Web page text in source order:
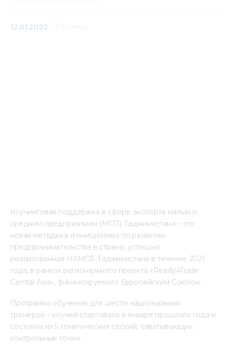
Контакты
12.01.2022
Коучинговая поддержка в сфере экспорта малым и
средним предприятиям (МСП) Таджикистана – это
новая методика и инициатива по развитию
предпринимательства в стране, успешно
реализованная НАМСБ Таджикистана в течение 2021
года, в рамках регионального проекта «Ready4Trade
Central Asia», финансируемого Европейским Союзом.
Программа обучения для шести национальных
тренеров – коучей стартовала в январе прошлого года и
состояла из 5 тематических сессий, охватывающих
контрольные точки: